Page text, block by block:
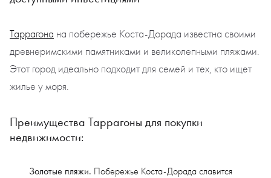
Таррагона на побережье Коста-Дорада известна своими
древнеримскими памятниками и великолепными пляжами.
Этот город идеально подходит для семей и тех, кто ищет
жилье у моря.
Преимущества Таррагоны для покупки
недвижимости:
Золотые пляжи. Побережье Коста-Дорада славится